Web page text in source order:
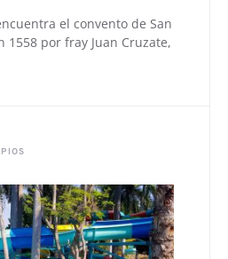
el convento de San
1558 por fray Juan Cruzate,